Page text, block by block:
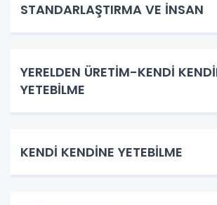
STANDARLAŞTIRMA VE İNSAN
YERELDEN ÜRETİM-KENDİ
YETEBİLME
KENDİ KENDİNE YETEBİLME